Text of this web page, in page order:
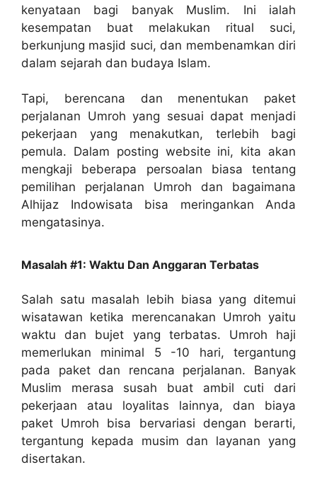
kenyataan bagi banyak Muslim. Ini ialah
kesempatan buat melakukan ritual suci,
berkunjung masjid suci, dan membenamkan diri
dalam sejarah dan budaya Islam.
Tapi, berencana dan menentukan paket
perjalanan Umroh yang sesuai dapat menjadi
pekerjaan yang menakutkan, terlebih bagi
pemula. Dalam posting website ini, kita akan
mengkaji beberapa persoalan biasa tentang
pemilihan perjalanan Umroh dan bagaimana
Alhijaz Indowisata bisa meringankan Anda
mengatasinya.
Masalah #1: Waktu Dan Anggaran Terbatas
Salah satu masalah lebih biasa yang ditemui
wisatawan ketika merencanakan Umroh yaitu
waktu dan bujet yang terbatas. Umroh haji
memerlukan minimal 5 -10 hari, tergantung
pada paket dan rencana perjalanan. Banyak
Muslim merasa susah buat ambil cuti dari
pekerjaan atau loyalitas lainnya, dan biaya
paket Umroh bisa bervariasi dengan berarti,
tergantung kepada musim dan layanan yang
disertakan.